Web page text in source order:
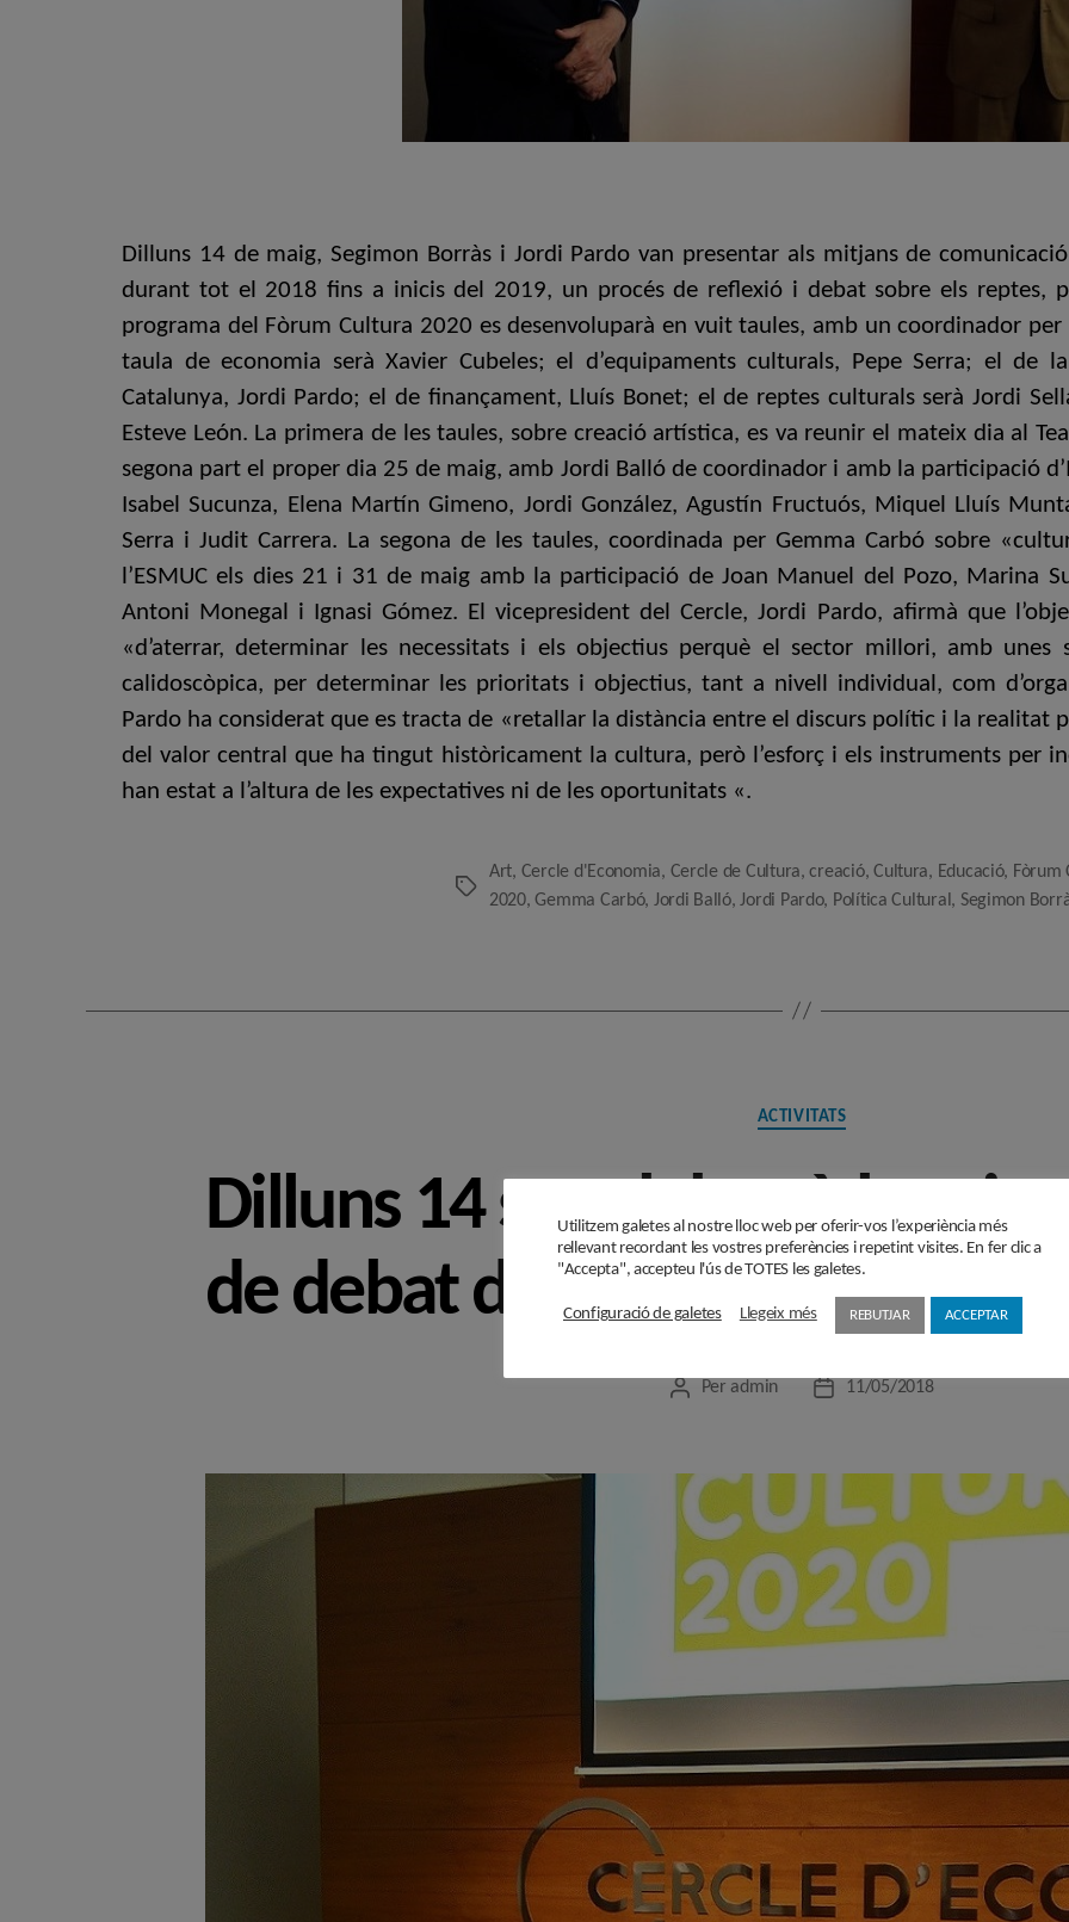
Dilluns 14 de maig, Segimon Borràs i Jordi Pardo van presentar als mitjans de
durant tot el 2018 fins a inicis del 2019, un procés de reflexió i debat sobre els reptes,
programa del Fòrum Cultura 2020 es desenvoluparà en vuit taules, amb un coordinador per
taula de economia serà Xavier Cubeles; el d’equipaments culturals, Pepe Serra; el de
Catalunya, Jordi Pardo; el de finançament, Lluís Bonet; el de reptes culturals serà Jordi
Esteve León. La primera de les taules, sobre creació artística, es va reunir el mateix dia al
segona part el proper dia 25 de maig, amb Jordi Balló de coordinador i amb la participació
Isabel Sucunza, Elena Martín Gimeno, Jordi González, Agustín Fructuós, Miquel Lluís
Serra i Judit Carrera. La segona de les taules, coordinada per Gemma Carbó sobre
l’ESMUC els dies 21 i 31 de maig amb la participació de Joan Manuel del Pozo, Marina
Antoni Monegal i Ignasi Gómez. El vicepresident del Cercle, Jordi Pardo, afirmà que
«d’aterrar, determinar les necessitats i els objectius perquè el sector millori, amb unes
calidoscòpica, per determinar les prioritats i objectius, tant a nivell individual, com
Pardo ha considerat que es tracta de «retallar la distància entre el discurs polític i la realitat
del valor central que ha tingut històricament la cultura, però l’esforç i els instruments per
han estat a l’altura de les expectatives ni de les oportunitats «.
Etiquetes
Art, Cercle d'Economia, Cercle de Cultura,creació,Cultura, Educació, Fòrum
2020,Gemma Carbó, Jordi Balló,Jordi Pardo, Política Cultural , Segimon
Categories
ACTIVITATS
Dilluns 14 se celebrarà la
de debat del Fòrum Cultura
Autor
Per admin
Data11/05/2018
Utilitzem galetes al nostre lloc web per oferir-vos l’experiència més
rellevant recordant les vostres preferències i repetint visites. En fer clic a
"Accepta", accepteu l'ús de TOTES les galetes.
Configuració de galetes Llegeix més REBUTJAR ACCEPTAR